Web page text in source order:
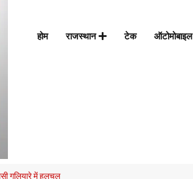
होम राजस्थान टेक ऑटोमोबाइल
गलियारे में हलचल